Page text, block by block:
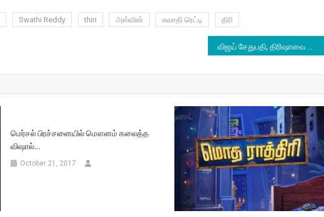
Swathi Reddy thiri அஸ்வின் சுவாதி ரெட்டி திரி
விஜய் சேதுபதி, திரிஷாவை தேடும் படக்குழு
மெர்சல் பிரச்சனையில் மௌனம் கலைத்த
விஷால்…
October 21, 2017